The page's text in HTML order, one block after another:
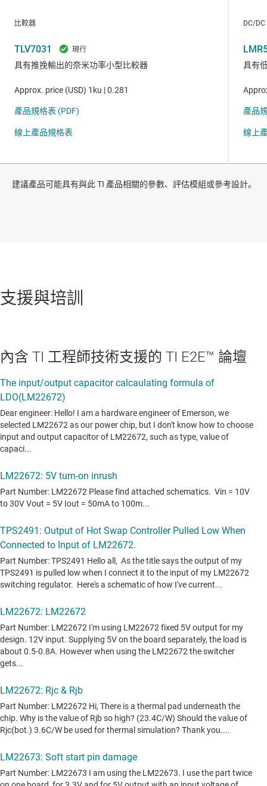
建議產品可能具有與此 TI 產品相關的參數、評估模組或參考設計。
支援與培訓
內含 TI 工程師技術支援的 TI E2E™ 論壇